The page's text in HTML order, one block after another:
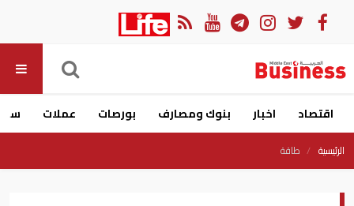
اقتصاد اخبار بنوك ومصارف بورصات عملات
الرئيسية طاقة